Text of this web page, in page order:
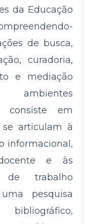
da Educação
de busca,
curadoria,
e mediação
consiste em
articulam à
informacional,
e às
de trabalho
pesquisa